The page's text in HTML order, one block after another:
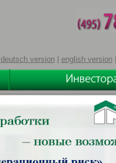
deutsch version| english version|